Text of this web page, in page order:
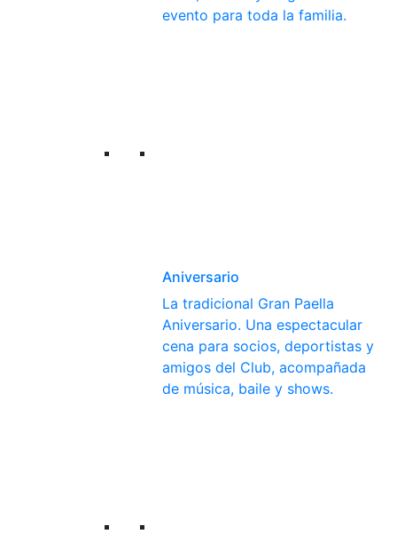
evento para toda la familia.
Aniversario
La tradicional Gran Paella
Aniversario. Una espectacular
cena para socios, deportistas y
amigos del Club, acompañada
de música, baile y shows.